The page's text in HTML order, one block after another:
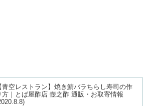
青空レストラン】焼き鯖バラちらし寿司の作
方｜とば屋酢店 壺之酢 通販・お取寄情報